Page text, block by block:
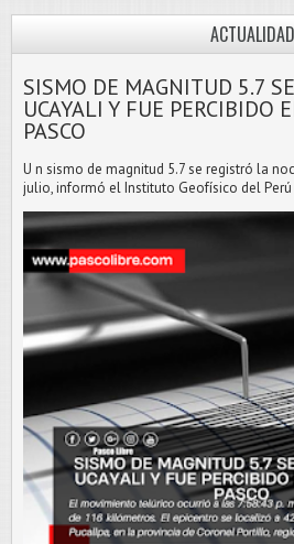
ACTUALIDAD
SISMO DE MAGNITUD 5.7
UCAYALI Y FUE PERCIBIDO
PASCO
U n sismo de magnitud 5.7 se registró la
julio, informó el Instituto Geofísico del Perú